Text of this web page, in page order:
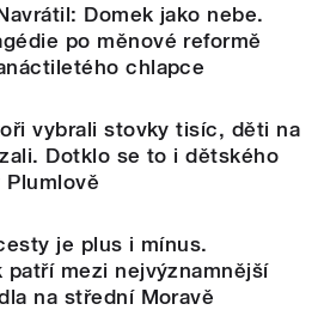
Domek jako nebe.
po měnové reformě
chlapce
vybrali stovky tisíc, děti na
Dotklo se to i dětského
Plumlově
je plus i mínus.
patří mezi nejvýznamnější
na střední Moravě